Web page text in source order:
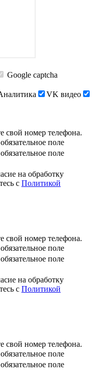
Google captcha
VK видео
свой номер телефона.
поле
поле
на обработку
с Политикой
свой номер телефона.
поле
поле
на обработку
с Политикой
свой номер телефона.
поле
поле